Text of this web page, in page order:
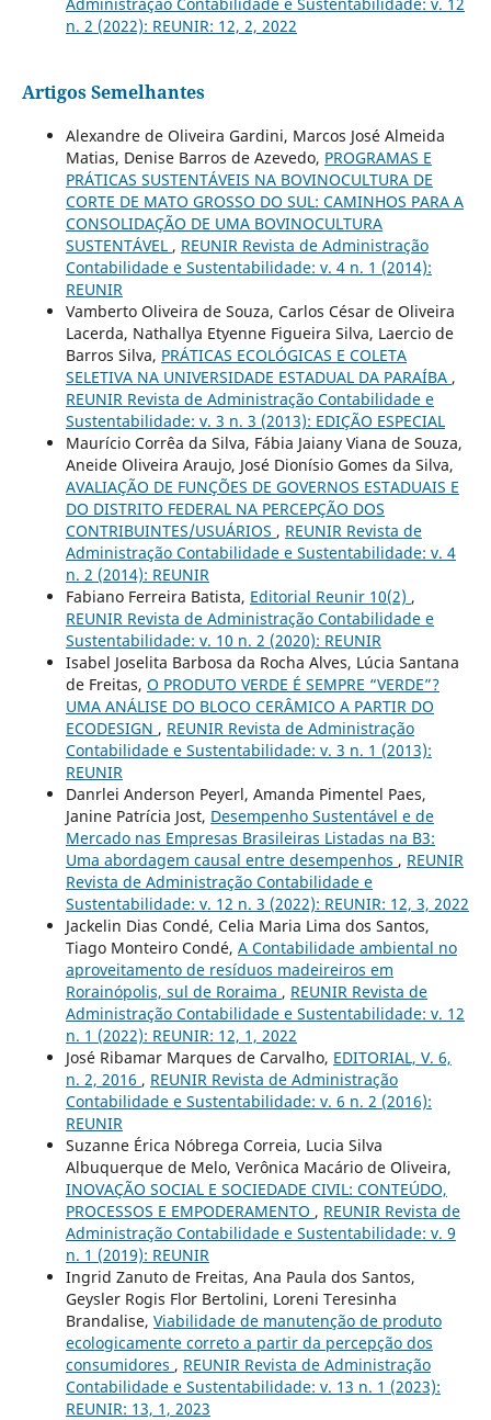
n. 2 (2022): REUNIR: 12, 2, 2022
Artigos Semelhantes
Alexandre de Oliveira Gardini, Marcos José Almeida
Matias, Denise Barros de Azevedo, PROGRAMAS E
PRÁTICAS SUSTENTÁVEIS NA BOVINOCULTURA DE
CORTE DE MATO GROSSO DO SUL: CAMINHOS PARA A
CONSOLIDAÇÃO DE UMA BOVINOCULTURA
SUSTENTÁVEL , REUNIR Revista de Administração
Contabilidade e Sustentabilidade: v. 4 n. 1 (2014):
REUNIR
Vamberto Oliveira de Souza, Carlos César de Oliveira
Lacerda, Nathallya Etyenne Figueira Silva, Laercio de
Barros Silva, PRÁTICAS ECOLÓGICAS E COLETA
SELETIVA NA UNIVERSIDADE ESTADUAL DA PARAÍBA ,
REUNIR Revista de Administração Contabilidade e
Sustentabilidade: v. 3 n. 3 (2013): EDIÇÃO ESPECIAL
Maurício Corrêa da Silva, Fábia Jaiany Viana de Souza,
Aneide Oliveira Araujo, José Dionísio Gomes da Silva,
AVALIAÇÃO DE FUNÇÕES DE GOVERNOS ESTADUAIS E
DO DISTRITO FEDERAL NA PERCEPÇÃO DOS
CONTRIBUINTES/USUÁRIOS , REUNIR Revista de
Administração Contabilidade e Sustentabilidade: v. 4
n. 2 (2014): REUNIR
Fabiano Ferreira Batista, Editorial Reunir 10(2) ,
REUNIR Revista de Administração Contabilidade e
Sustentabilidade: v. 10 n. 2 (2020): REUNIR
Isabel Joselita Barbosa da Rocha Alves, Lúcia Santana
de Freitas, O PRODUTO VERDE É SEMPRE “VERDE”?
UMA ANÁLISE DO BLOCO CERÂMICO A PARTIR DO
ECODESIGN , REUNIR Revista de Administração
Contabilidade e Sustentabilidade: v. 3 n. 1 (2013):
REUNIR
Danrlei Anderson Peyerl, Amanda Pimentel Paes,
Janine Patrícia Jost, Desempenho Sustentável e de
Mercado nas Empresas Brasileiras Listadas na B3:
Uma abordagem causal entre desempenhos , REUNIR
Revista de Administração Contabilidade e
Sustentabilidade: v. 12 n. 3 (2022): REUNIR: 12, 3, 2022
Jackelin Dias Condé, Celia Maria Lima dos Santos,
Tiago Monteiro Condé, A Contabilidade ambiental no
aproveitamento de resíduos madeireiros em
Rorainópolis, sul de Roraima , REUNIR Revista de
Administração Contabilidade e Sustentabilidade: v. 12
n. 1 (2022): REUNIR: 12, 1, 2022
José Ribamar Marques de Carvalho, EDITORIAL, V. 6,
n. 2, 2016 , REUNIR Revista de Administração
Contabilidade e Sustentabilidade: v. 6 n. 2 (2016):
REUNIR
Suzanne Érica Nóbrega Correia, Lucia Silva
Albuquerque de Melo, Verônica Macário de Oliveira,
INOVAÇÃO SOCIAL E SOCIEDADE CIVIL: CONTEÚDO,
PROCESSOS E EMPODERAMENTO , REUNIR Revista de
Administração Contabilidade e Sustentabilidade: v. 9
n. 1 (2019): REUNIR
Ingrid Zanuto de Freitas, Ana Paula dos Santos,
Geysler Rogis Flor Bertolini, Loreni Teresinha
Brandalise, Viabilidade de manutenção de produto
ecologicamente correto a partir da percepção dos
consumidores , REUNIR Revista de Administração
Contabilidade e Sustentabilidade: v. 13 n. 1 (2023):
REUNIR: 13, 1, 2023